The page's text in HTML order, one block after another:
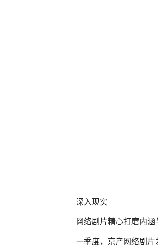
深入现实
网络剧片精心打磨内涵
一季度，京产网络剧片